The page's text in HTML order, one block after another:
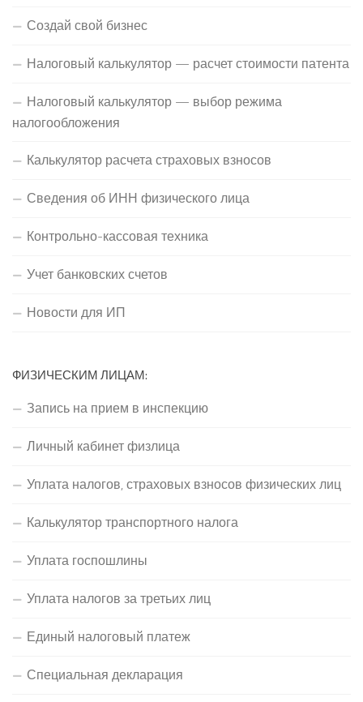
Создай свой бизнес
Налоговый калькулятор — расчет стоимости патента
Налоговый калькулятор — выбор режима
налогообложения
Калькулятор расчета страховых взносов
Сведения об ИНН физического лица
Контрольно-кассовая техника
Учет банковских счетов
Новости для ИП
ФИЗИЧЕСКИМ ЛИЦАМ:
Запись на прием в инспекцию
Личный кабинет физлица
Уплата налогов, страховых взносов физических лиц
Калькулятор транспортного налога
Уплата госпошлины
Уплата налогов за третьих лиц
Единый налоговый платеж
Специальная декларация